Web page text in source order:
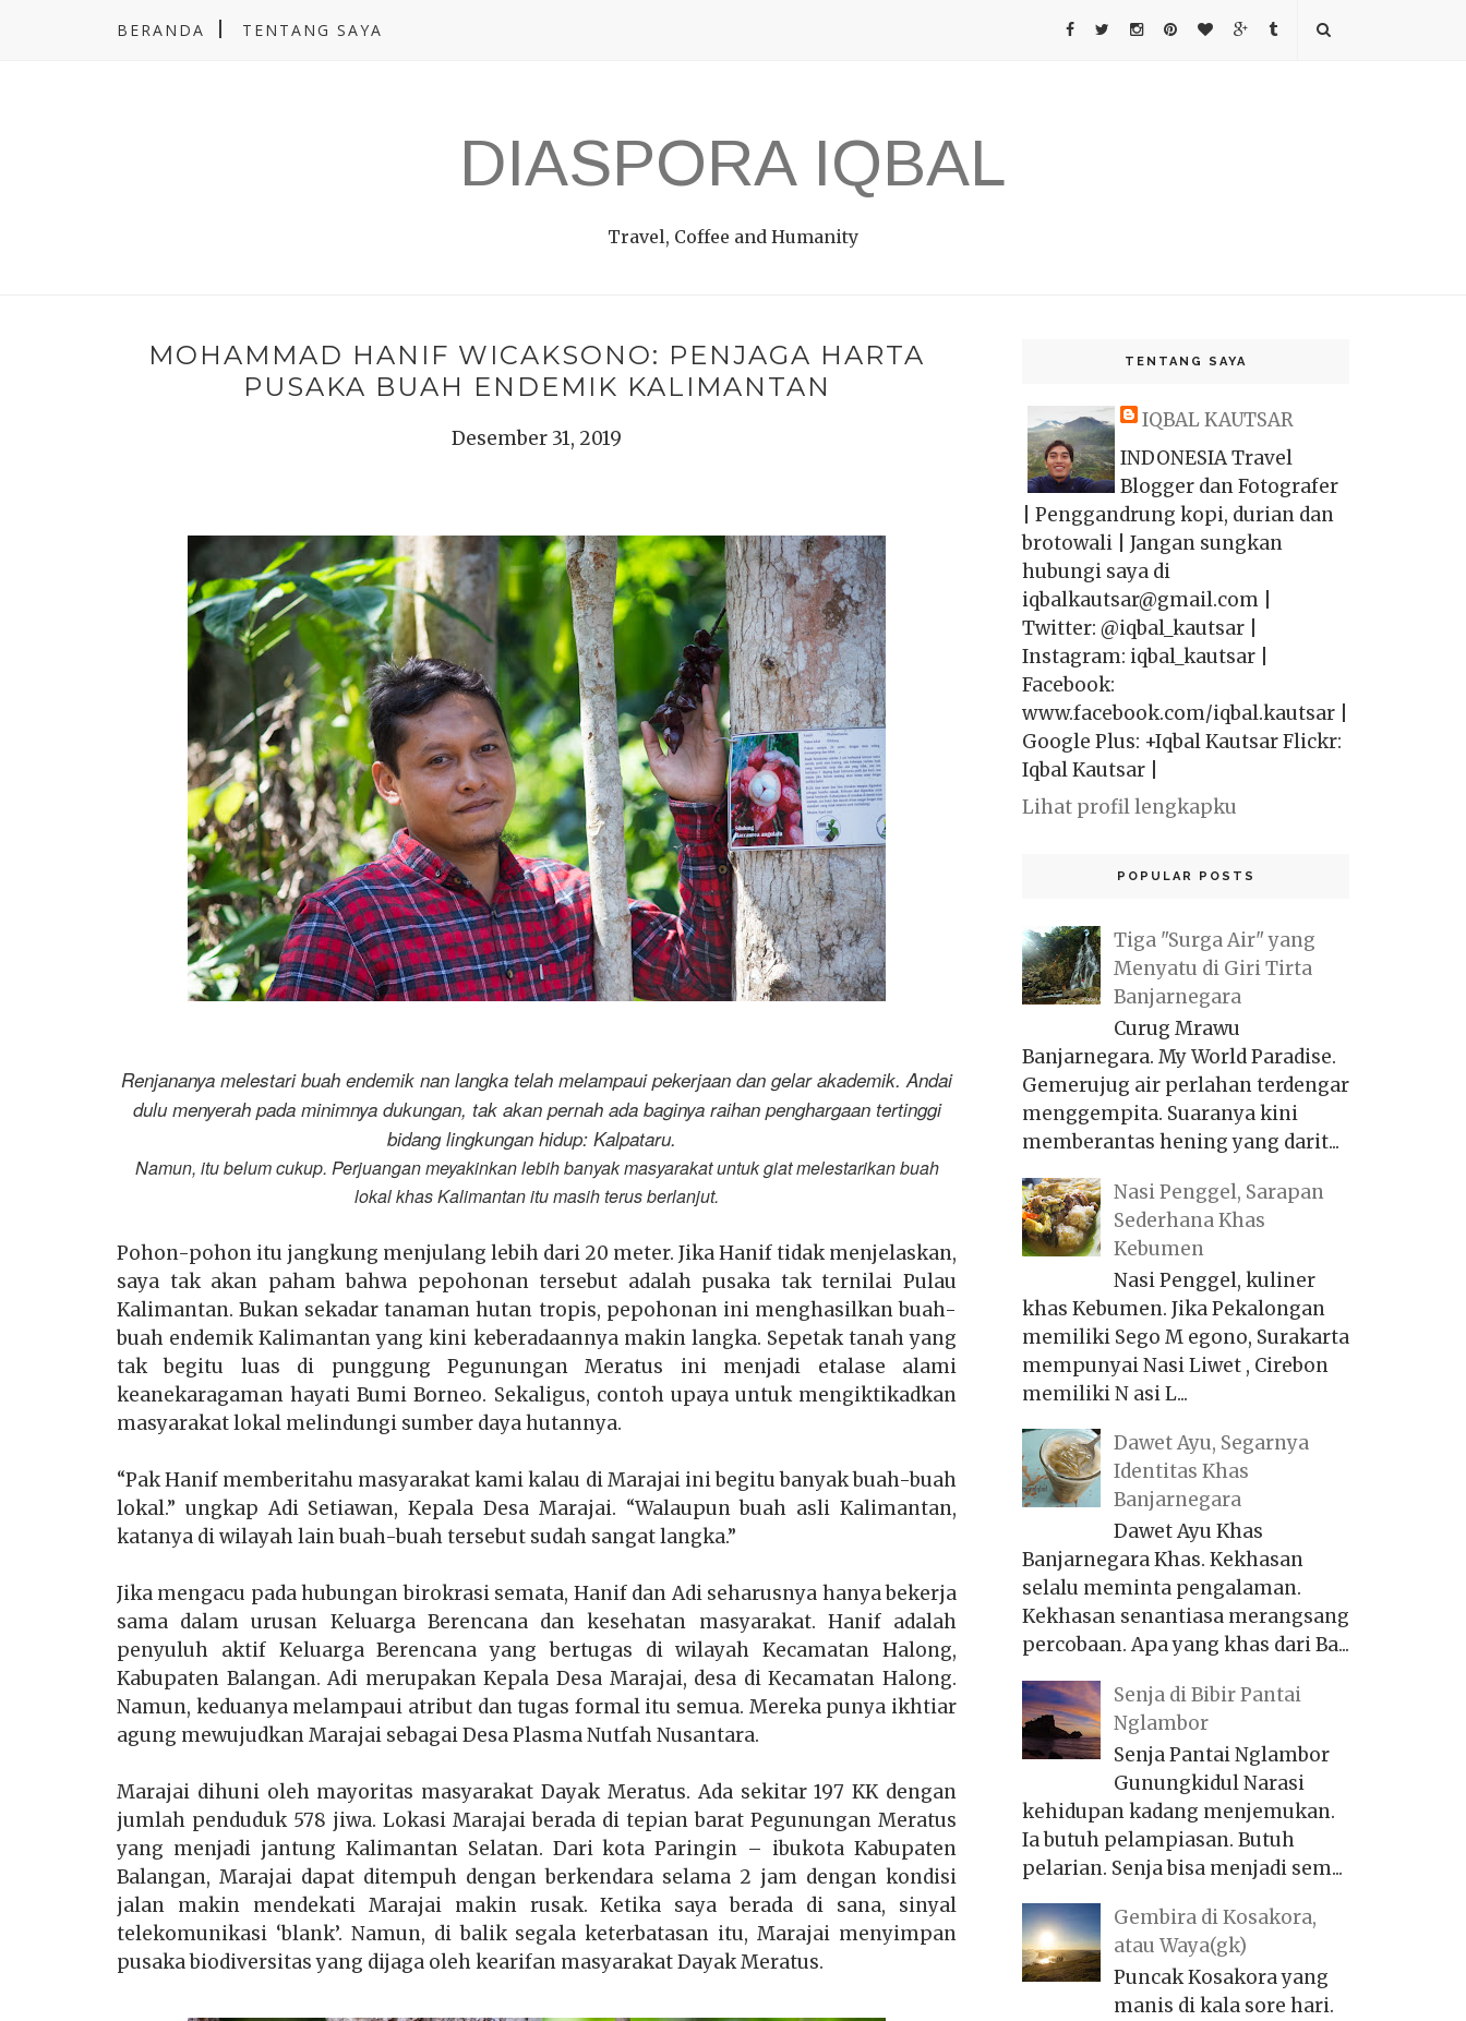
BERANDA TENTANG SAYA
DIASPORA IQBAL
Travel, Coffee and Humanity
MOHAMMAD HANIF WICAKSONO: PENJAGA HARTA
PUSAKA BUAH ENDEMIK KALIMANTAN
Desember 31, 2019
Renjananya melestari buah endemik nan langka telah melampaui pekerjaan dan gelar akademik. Andai
dulu menyerah pada minimnya dukungan, tak akan pernah ada baginya raihan penghargaan tertinggi
bidang lingkungan hidup: Kalpataru.
Namun, itu belum cukup. Perjuangan meyakinkan lebih banyak masyarakat untuk giat melestarikan buah
lokal khas Kalimantan itu masih terus berlanjut.
Pohon-pohon itu jangkung menjulang lebih dari 20 meter. Jika Hanif tidak menjelaskan,
saya tak akan paham bahwa pepohonan tersebut adalah pusaka tak ternilai Pulau
Kalimantan. Bukan sekadar tanaman hutan tropis, pepohonan ini menghasilkan buah-
buah endemik Kalimantan yang kini keberadaannya makin langka. Sepetak tanah yang
tak begitu luas di punggung Pegunungan Meratus ini menjadi etalase alami
keanekaragaman hayati Bumi Borneo. Sekaligus, contoh upaya untuk mengiktikadkan
masyarakat lokal melindungi sumber daya hutannya.
“Pak Hanif memberitahu masyarakat kami kalau di Marajai ini begitu banyak buah-buah
lokal.” ungkap Adi Setiawan, Kepala Desa Marajai. “Walaupun buah asli Kalimantan,
katanya di wilayah lain buah-buah tersebut sudah sangat langka.”
Jika mengacu pada hubungan birokrasi semata, Hanif dan Adi seharusnya hanya bekerja
sama dalam urusan Keluarga Berencana dan kesehatan masyarakat. Hanif adalah
penyuluh aktif Keluarga Berencana yang bertugas di wilayah Kecamatan Halong,
Kabupaten Balangan. Adi merupakan Kepala Desa Marajai, desa di Kecamatan Halong.
Namun, keduanya melampaui atribut dan tugas formal itu semua. Mereka punya ikhtiar
agung mewujudkan Marajai sebagai Desa Plasma Nutfah Nusantara.
Marajai dihuni oleh mayoritas masyarakat Dayak Meratus. Ada sekitar 197 KK dengan
jumlah penduduk 578 jiwa. Lokasi Marajai berada di tepian barat Pegunungan Meratus
yang menjadi jantung Kalimantan Selatan. Dari kota Paringin – ibukota Kabupaten
Balangan, Marajai dapat ditempuh dengan berkendara selama 2 jam dengan kondisi
jalan makin mendekati Marajai makin rusak. Ketika saya berada di sana, sinyal
telekomunikasi ‘blank’. Namun, di balik segala keterbatasan itu, Marajai menyimpan
pusaka biodiversitas yang dijaga oleh kearifan masyarakat Dayak Meratus.
TENTANG SAYA
IQBAL KAUTSAR
INDONESIA Travel
Blogger dan Fotografer
| Penggandrung kopi, durian dan
brotowali | Jangan sungkan
hubungi saya di
iqbalkautsar@gmail.com |
Twitter: @iqbal_kautsar |
Instagram: iqbal_kautsar |
Facebook:
www.facebook.com/iqbal.kautsar |
Google Plus: +Iqbal Kautsar Flickr:
Iqbal Kautsar |
Lihat profil lengkapku
POPULAR POSTS
Tiga "Surga Air" yang
Menyatu di Giri Tirta
Banjarnegara
Curug Mrawu
Banjarnegara. My World Paradise.
Gemerujug air perlahan terdengar
menggempita. Suaranya kini
memberantas hening yang darit...
Nasi Penggel, Sarapan
Sederhana Khas
Kebumen
Nasi Penggel, kuliner
khas Kebumen. Jika Pekalongan
memiliki Sego M egono, Surakarta
mempunyai Nasi Liwet , Cirebon
memiliki N asi L...
Dawet Ayu, Segarnya
Identitas Khas
Banjarnegara
Dawet Ayu Khas
Banjarnegara Khas. Kekhasan
selalu meminta pengalaman.
Kekhasan senantiasa merangsang
percobaan. Apa yang khas dari Ba...
Senja di Bibir Pantai
Nglambor
Senja Pantai Nglambor
Gunungkidul Narasi
kehidupan kadang menjemukan.
Ia butuh pelampiasan. Butuh
pelarian. Senja bisa menjadi sem...
Gembira di Kosakora,
atau Waya(gk)
Puncak Kosakora yang
manis di kala sore hari.